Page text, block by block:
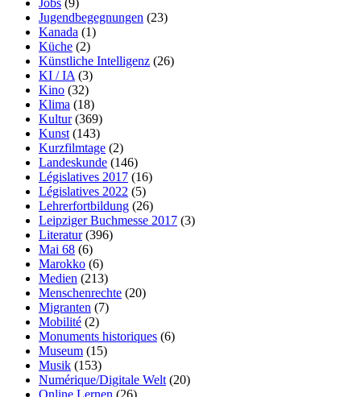
Jobs (9)
Jugendbegegnungen (23)
Kanada (1)
Küche (2)
Künstliche Intelligenz (26)
KI / IA(3)
Kino (32)
Klima (18)
Kultur(369)
Kunst(143)
Kurzfilmtage (2)
Landeskunde (146)
Législatives 2017 (16)
Législatives 2022 (5)
Lehrerfortbildung (26)
Leipziger Buchmesse 2017 (3)
Literatur(396)
Mai 68 (6)
Marokko (6)
Medien (213)
Menschenrechte (20)
Migranten (7)
Mobilité (2)
Monuments historiques (6)
Museum (15)
Musik (153)
Numérique/Digitale Welt(20)